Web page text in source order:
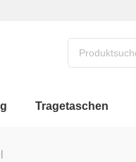
Tragetaschen